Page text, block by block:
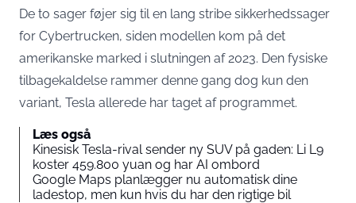
De to sager føjer sig til en lang stribe sikkerhedssager
for Cybertrucken, siden modellen kom på det
amerikanske marked i slutningen af 2023. Den fysiske
tilbagekaldelse rammer denne gang dog kun den
variant, Tesla allerede har taget af programmet.
Læs også
Kinesisk Tesla-rival sender ny SUV på gaden: Li L9
koster 459.800 yuan og har AI ombord
Google Maps planlægger nu automatisk dine
ladestop, men kun hvis du har den rigtige bil